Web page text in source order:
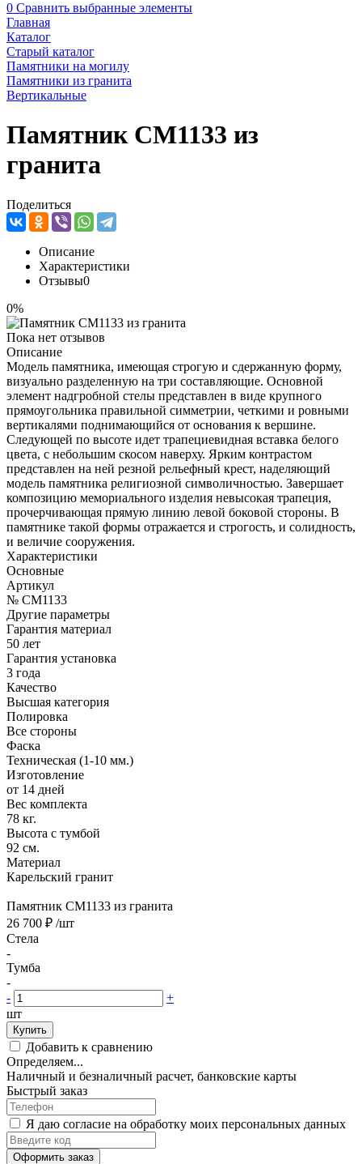
0 Сравнить выбранные элементы
Главная
Каталог
Старый каталог
Памятники на могилу
Памятники из гранита
Вертикальные
Памятник CM1133 из
гранита
Поделиться
Описание
Характеристики
Отзывы0
0%
Пока нет отзывов
Описание
Модель памятника, имеющая строгую и сдержанную форму,
визуально разделенную на три составляющие. Основной
элемент надгробной стелы представлен в виде крупного
прямоугольника правильной симметрии, четкими и ровными
вертикалями поднимающийся от основания к вершине.
Следующей по высоте идет трапециевидная вставка белого
цвета, с небольшим скосом наверху. Ярким контрастом
представлен на ней резной рельефный крест, наделяющий
модель памятника религиозной символичностью. Завершает
композицию мемориального изделия невысокая трапеция,
прочерчивающая прямую линию левой боковой стороны. В
памятнике такой формы отражается и строгость, и солидность,
и величие сооружения.
Характеристики
Основные
Артикул
№ CM1133
Другие параметры
Гарантия материал
50 лет
Гарантия установка
3 года
Качество
Высшая категория
Полировка
Все стороны
Фаска
Техническая (1-10 мм.)
Изготовление
от 14 дней
Вес комплекта
78 кг.
Высота с тумбой
92 см.
Материал
Карельский гранит
Памятник CM1133 из гранита
26 700 ₽ /шт
Стела
-
Тумба
-
-
+
шт
Купить
Добавить к сравнению
Определяем...
Наличный и безналичный расчет, банковские карты
Быстрый заказ
Я даю согласие на обработку моих персональных данных
Оформить заказ